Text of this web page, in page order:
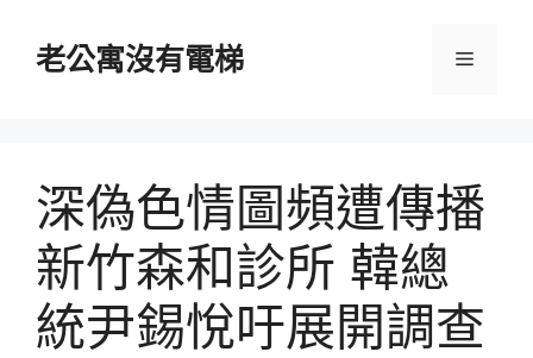
老公寓沒有電梯 選
深偽色情圖頻遭傳播
新竹森和診所 韓總
統尹錫悅吁展開調查